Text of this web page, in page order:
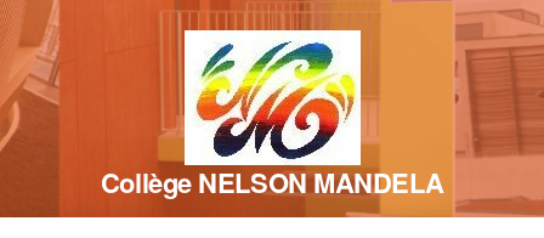
Skip
to
content
Collège NELSON MANDELA